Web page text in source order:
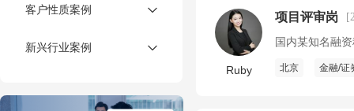
客户性质案例
新兴行业案例
Ruby
项目评审岗
国内某知名融
北京 金融/证